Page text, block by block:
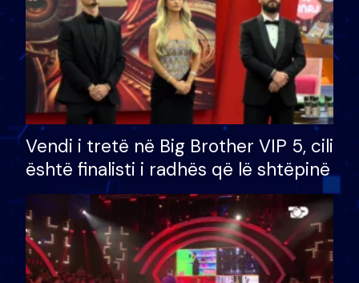
Vendi i tretë në Big Brother VIP 5, cili
është finalisti i radhës që lë shtëpinë